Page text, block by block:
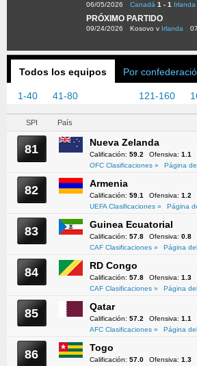
06/05/2026 Canadá 1 - 1 Irlanda
PRÓXIMO PARTIDO
09/24/2026 Kosovo v Irlanda
Todos los equipos Por
1-40 41-80 121-160
SPI País
81 Nueva Zelanda
Calificación: 59.2 Ofensiva: 1.1
OFC Clasificaciones »
Página
82 Armenia
Calificación: 59.1 Ofensiva: 1.2
UEFA Clasificaciones »
Página
83 Guinea Ecuatorial
Calificación: 57.8 Ofensiva: 0.8
CAF Clasificaciones »
Página
84 RD Congo
Calificación: 57.8 Ofensiva: 1.3
CAF Clasificaciones »
Página
85 Qatar
Calificación: 57.2 Ofensiva: 1.1
AFC Clasificaciones »
Página
86 Togo
Calificación: 57.0 Ofensiva: 1.3